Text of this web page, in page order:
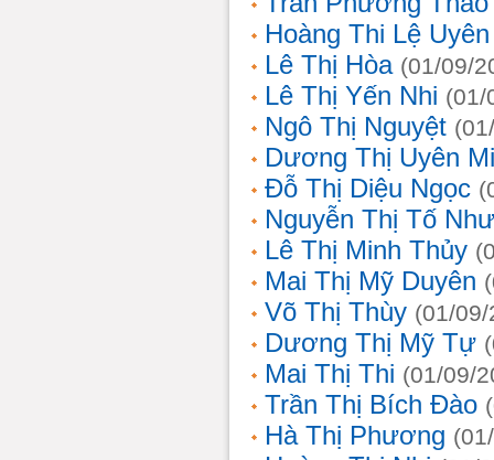
Hoàng Thi Lệ Uyên
Lê Thị Hòa (01/09/
Lê Thị Yến Nhi (01/
Ngô Thị Nguyệt
Dương Thị Uyên Mi
Đỗ Thị Diệu Ngọc
Nguyễn Thị Tố Như
Lê Thị Minh Thủy
Mai Thị Mỹ Duyên
Võ Thị Thùy (01/
Dương Thị Mỹ Tự
Mai Thị Thi (01/09/
Trần Thị Bích Đào
Hà Thị Phương